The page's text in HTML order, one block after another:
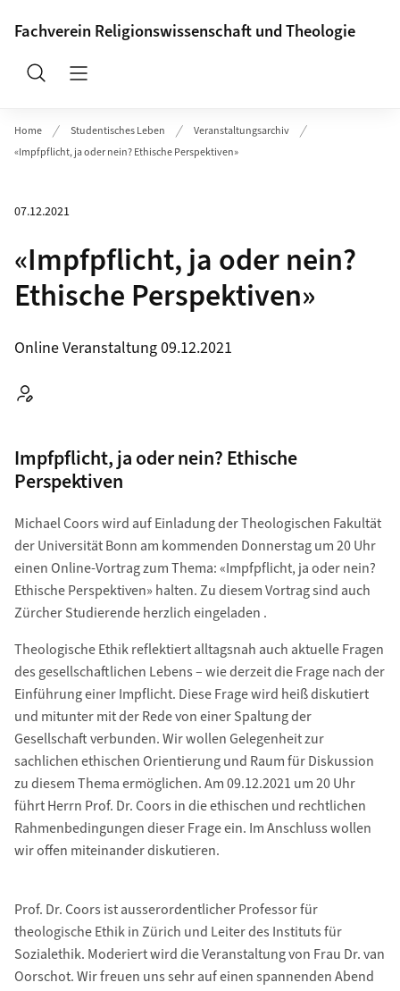
Fachverein Religionswissenschaft und Theologie
Suche
Home Studentisches Leben
Veranstaltungsarchiv
«Impfpflicht, ja oder nein? Ethische Perspektiven»
07.12.2021
«Impfpflicht, ja oder nein?
Ethische Perspektiven»
Online Veranstaltung 09.12.2021
Impfpflicht, ja oder nein? Ethische
Perspektiven
Michael Coors wird auf Einladung der Theologischen Fakultät
der Universität Bonn am kommenden Donnerstag um 20 Uhr
einen Online-Vortrag zum Thema: «Impfpflicht, ja oder nein?
Ethische Perspektiven» halten. Zu diesem Vortrag sind auch
Zürcher Studierende herzlich eingeladen .
Theologische Ethik reflektiert alltagsnah auch aktuelle Fragen
des gesellschaftlichen Lebens – wie derzeit die Frage nach der
Einführung einer Impflicht. Diese Frage wird heiß diskutiert
und mitunter mit der Rede von einer Spaltung der
Gesellschaft verbunden. Wir wollen Gelegenheit zur
sachlichen ethischen Orientierung und Raum für Diskussion
zu diesem Thema ermöglichen. Am 09.12.2021 um 20 Uhr
führt Herrn Prof. Dr. Coors in die ethischen und rechtlichen
Rahmenbedingungen dieser Frage ein. Im Anschluss wollen
wir offen miteinander diskutieren.
Prof. Dr. Coors ist ausserordentlicher Professor für
theologische Ethik in Zürich und Leiter des Instituts für
Sozialethik. Moderiert wird die Veranstaltung von Frau Dr. van
Oorschot. Wir freuen uns sehr auf einen spannenden Abend